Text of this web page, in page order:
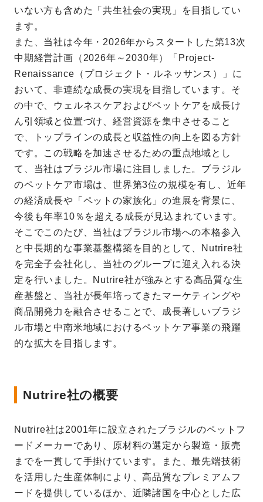
いない方も含めた「共生社会の実現」を目指してい
ます。
また、当社は今年・2026年からスタートした第13次
中期経営計画（2026年～2030年）「Project-
Renaissance（プロジェクト・ルネッサンス）」に
おいて、非連続な成長の実現を目指しています。そ
の中で、ウェルネスケアおよびペットケアを成長け
ん引領域と位置づけ、経営資源を集中させること
で、トップラインの成長と収益性の向上を図る方針
です。この戦略を加速させるための重点地域とし
て、当社はブラジル市場に注目しました。ブラジル
のペットケア市場は、世界第3位の規模を有し、近年
の経済成長や「ペットの家族化」の進展を背景に、
今後も年率10％を超える成長が見込まれています。
そこでこのたび、当社はブラジル市場への本格参入
と中長期的な事業基盤構築を目的として、Nutrire社
を完全子会社化し、当社のグループに迎え入れる決
定を行いました。Nutrire社が強みとする高品質な生
産基盤と、当社が長年培ってきたマーケティングや
商品開発力を融合させることで、成長著しいブラジ
ル市場と中南米地域におけるペットケア事業の飛躍
的な拡大を目指します。
Nutrire社の概要
Nutrire社は2001年に設立されたブラジルのペットフ
ードメーカーであり、原材料の選定から製造・販売
までを一貫して手掛けています。また、最先端技術
を活用した生産体制により、高品質なプレミアムフ
ードを提供しているほか、近隣諸国を中心とした広